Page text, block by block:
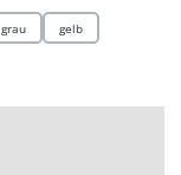
grau
gelb